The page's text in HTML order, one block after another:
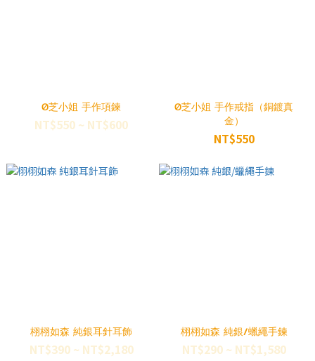
0芝小姐 手作項鍊
NT$550 ~ NT$600
0芝小姐 手作戒指（銅鍍真
金）
NT$550
栩栩如森 純銀耳針耳飾
NT$390 ~ NT$2,180
栩栩如森 純銀/蠟繩手鍊
NT$290 ~ NT$1,580